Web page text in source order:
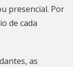
presencial. Por
de cada
as